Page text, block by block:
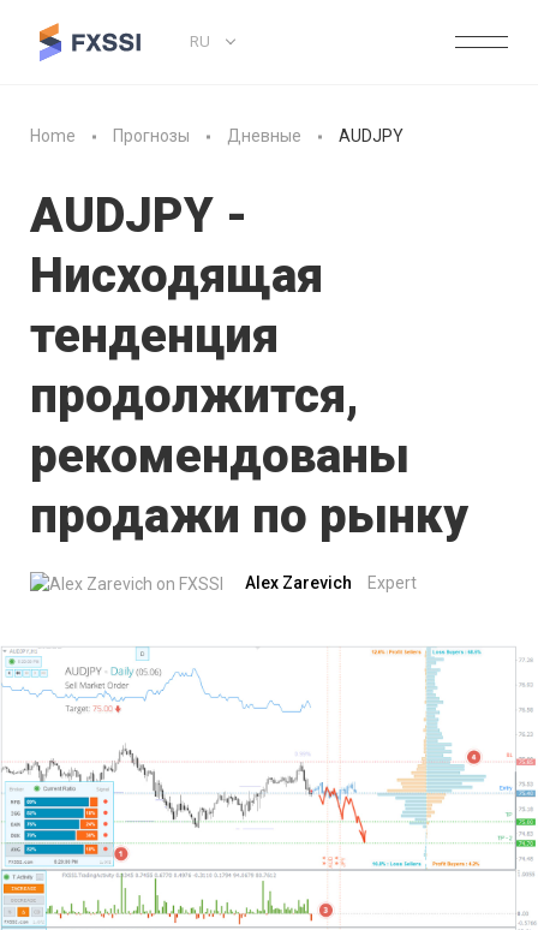
RU
Home Прогнозы Дневные AUDJPY
AUDJPY -
Нисходящая
тенденция
продолжится,
рекомендованы
продажи по рынку
Alex Zarevich Expert